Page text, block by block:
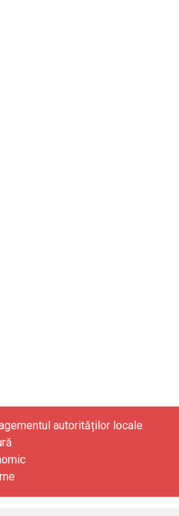
autorităților locale